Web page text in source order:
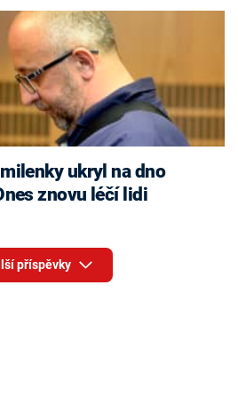
ukryl na dno
znovu léčí lidi
příspěvky